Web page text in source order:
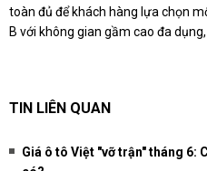
toàn đủ để khách hàng lựa chọn
B với không gian gầm cao đa
TIN LIÊN QUAN
Giá ô tô Việt "vỡ trận" tháng 6: